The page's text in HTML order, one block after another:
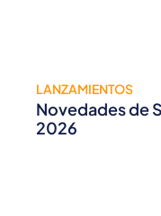
LANZAMIENTOS
Novedades de
2026